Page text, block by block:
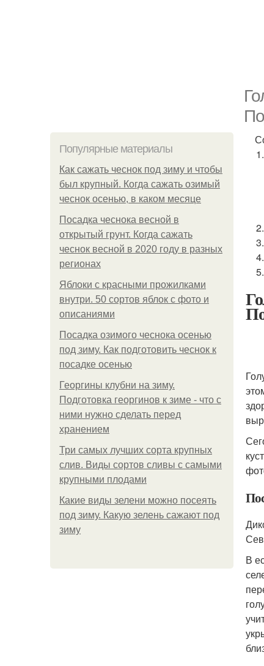
Популярные материалы
Как сажать чеснок под зиму и чтобы
был крупный. Когда сажать озимый
чеснок осенью, в каком месяце
Посадка чеснока весной в
открытый грунт. Когда сажать
чеснок весной в 2020 году в разных
регионах
Яблоки с красными прожилками
внутри. 50 сортов яблок с фото и
описаниями
Посадка озимого чеснока осенью
под зиму. Как подготовить чеснок к
посадке осенью
Георгины клубни на зиму.
Подготовка георгинов к зиме - что с
ними нужно сделать перед
хранением
Три самых лучших сорта крупных
слив. Виды сортов сливы с самыми
крупными плодами
Какие виды зелени можно посеять
под зиму. Какую зелень сажают под
зиму
В